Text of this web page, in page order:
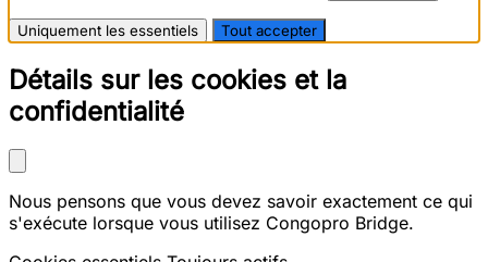
Uniquement les essentiels Tout accepter
Détails sur les cookies et la
confidentialité
Nous pensons que vous devez savoir exactement ce qui
s'exécute lorsque vous utilisez Congopro Bridge.